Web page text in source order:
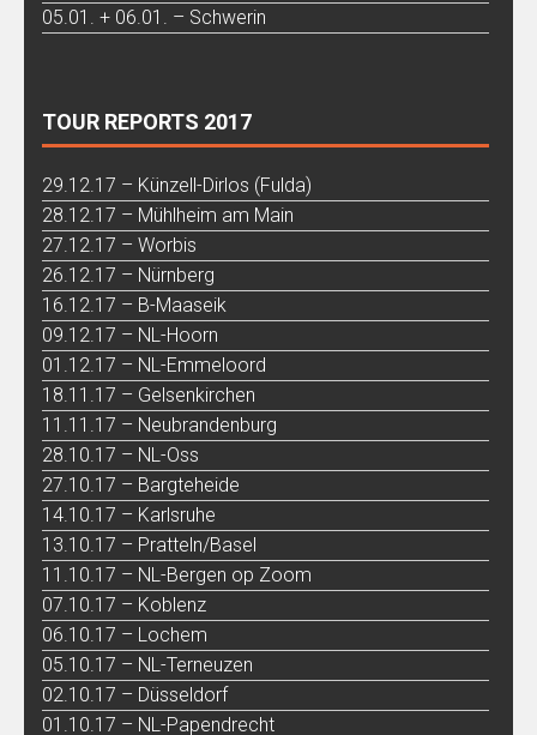
05.01. + 06.01. – Schwerin
TOUR REPORTS 2017
29.12.17 – Künzell-Dirlos (Fulda)
28.12.17 – Mühlheim am Main
27.12.17 – Worbis
26.12.17 – Nürnberg
16.12.17 – B-Maaseik
09.12.17 – NL-Hoorn
01.12.17 – NL-Emmeloord
18.11.17 – Gelsenkirchen
11.11.17 – Neubrandenburg
28.10.17 – NL-Oss
27.10.17 – Bargteheide
14.10.17 – Karlsruhe
13.10.17 – Pratteln/Basel
11.10.17 – NL-Bergen op Zoom
07.10.17 – Koblenz
06.10.17 – Lochem
05.10.17 – NL-Terneuzen
02.10.17 – Düsseldorf
01.10.17 – NL-Papendrecht